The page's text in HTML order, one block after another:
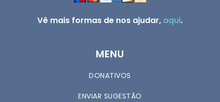
Vê mais formas de nos ajudar, aqui.
MENU
DONATIVOS
ENVIAR SUGESTÃO